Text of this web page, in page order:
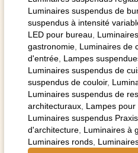
Luminaires suspendus de
suspendus à intensité
LED pour bureau
gastronomie Luminaires de
d'entrée Lampes
Luminaires suspendus de
suspendus de couloir,
Luminaires suspendus de
architecturaux Lampes
Luminaires suspendus Praxis
d'architecture Luminaires à
Luminaires ronds